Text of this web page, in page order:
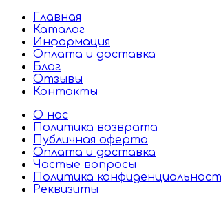
Главная
Каталог
Информация
Оплата и доставка
Блог
Отзывы
Контакты
О нас
Политика возврата
Публичная оферта
Оплата и доставка
Частые вопросы
Политика
Реквизиты